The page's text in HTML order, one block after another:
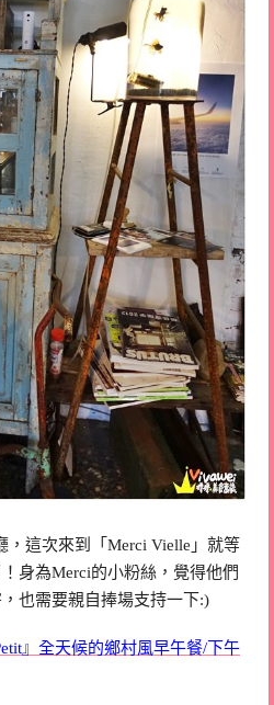
這次來到「Merci Vielle」就等
身為Merci的小粉絲，覺得他們
也需要親自捧場支持一下:)
』全天候的鄉村風早午餐/下午